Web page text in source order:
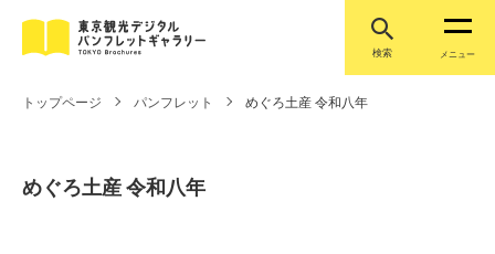
検索 メニュー
トップページ パンフレット めぐろ土産 令和八年
めぐろ土産 令和八年